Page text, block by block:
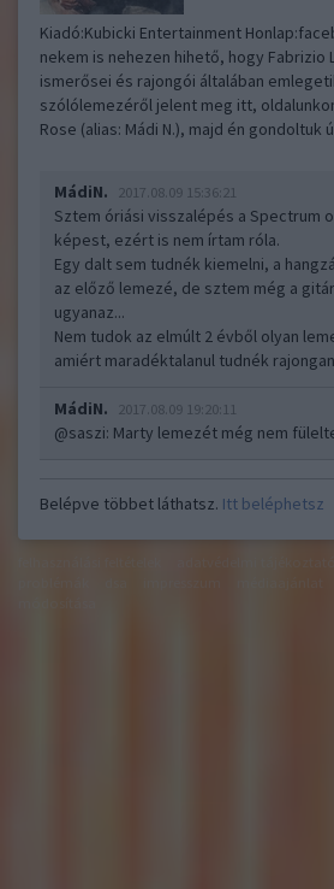
Kiadó:Kubicki Entertainment
nekem is nehezen hihető, hogy Fabrizio
ismerősei és rajongói általában
szólólemezéről jelent meg itt,
Rose (alias: Mádi N.), majd én gondoltuk
MádiN. 2017.08.09 15:36:21
Sztem óriási visszalépés a Spectrum
képest, ezért is nem írtam róla.
Egy dalt sem tudnék kiemelni, a
az előző lemezé, de sztem még a
ugyanaz...
Nem tudok az elmúlt 2 évből olyan
amiért maradéktalanul tudnék
MádiN. 2017.08.09 19:20:11
@saszi: Marty lemezét még nem
Belépve többet láthatsz. Itt beléphetsz